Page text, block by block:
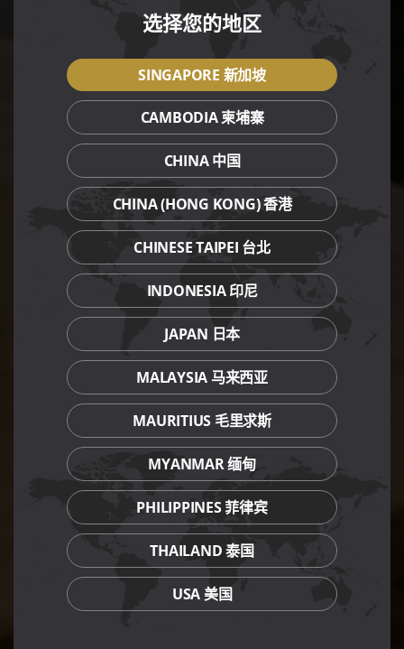
选择您的地区
SINGAPORE 新加坡
CAMBODIA 柬埔寨
CHINA 中国
CHINA (HONG KONG) 香港
CHINESE TAIPEI 台北
INDONESIA 印尼
JAPAN 日本
MALAYSIA 马来西亚
MAURITIUS 毛里求斯
MYANMAR 缅甸
PHILIPPINES 菲律宾
THAILAND 泰国
USA 美国